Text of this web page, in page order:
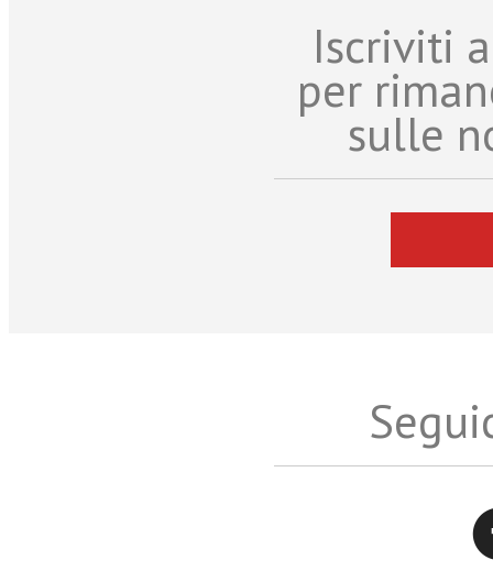
Iscriviti
per
sulle